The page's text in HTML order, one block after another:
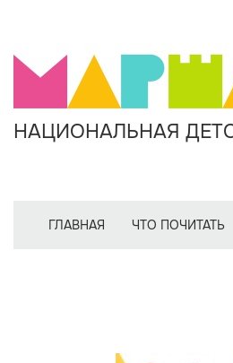
НАЦИОНАЛЬНАЯ
ГЛАВНАЯ ЧТО ПОЧИТАТЬ